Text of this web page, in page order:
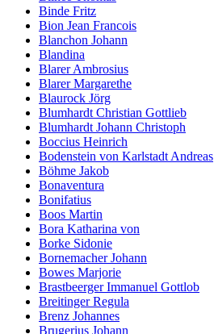
Binde Fritz
Bion Jean Francois
Blanchon Johann
Blandina
Blarer Ambrosius
Blarer Margarethe
Blaurock Jörg
Blumhardt Christian Gottlieb
Blumhardt Johann Christoph
Boccius Heinrich
Bodenstein von Karlstadt Andreas
Böhme Jakob
Bonaventura
Bonifatius
Boos Martin
Bora Katharina von
Borke Sidonie
Bornemacher Johann
Bowes Marjorie
Brastbeerger Immanuel Gottlob
Breitinger Regula
Brenz Johannes
Brugerius Johann